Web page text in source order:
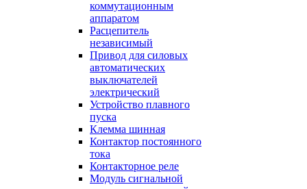
коммутационным
аппаратом
Расцепитель
независимый
Привод для силовых
автоматических
выключателей
электрический
Устройство плавного
пуска
Клемма шинная
Контактор постоянного
тока
Контакторное реле
Модуль сигнальной